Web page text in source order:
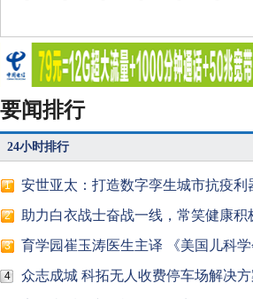
要闻排行
24小时排行
1 安世亚太：打造数字孪生城市抗疫利
2 助力白衣战士奋战一线，常笑健康积
3 育学园崔玉涛医生主译 《美国儿科
4
众志成城 科拓无人收费停车场解决方